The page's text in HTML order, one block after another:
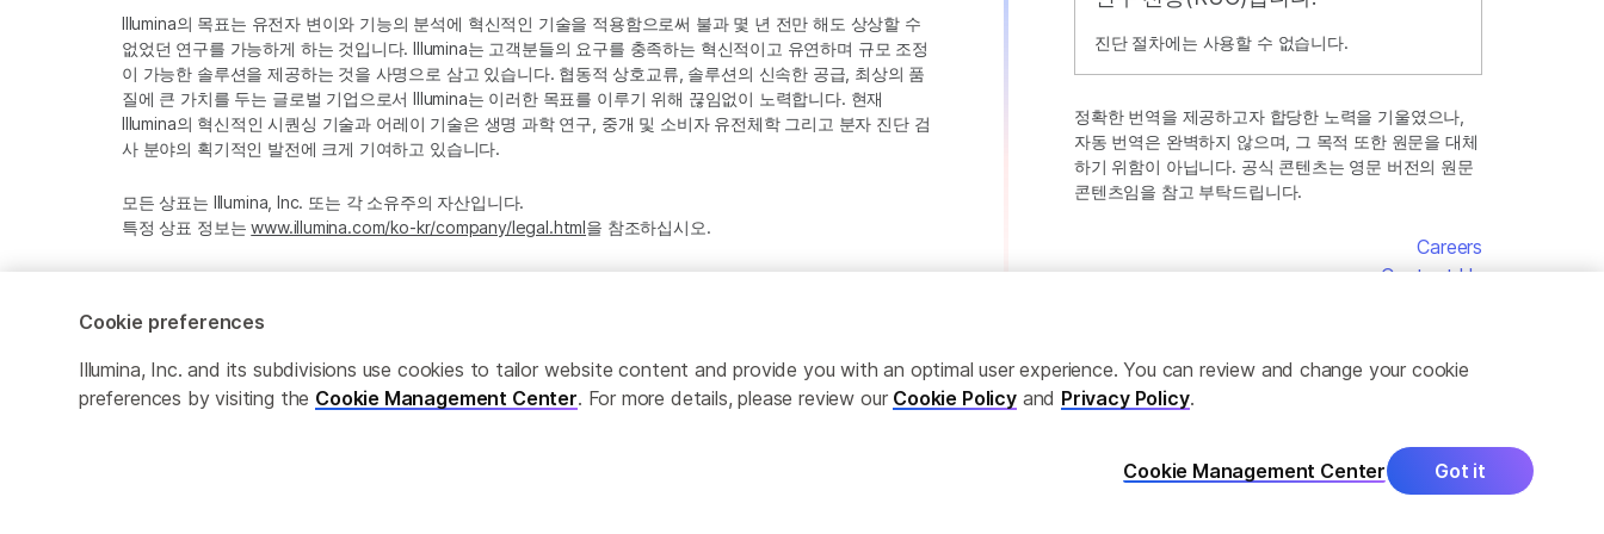
진단 절차에는 사용할 수 없습니다.
정확한 번역을 제공하고자 합당한 노력을 기울였으나,
자동 번역은 완벽하지 않으며, 그 목적 또한 원문을 대체
하기 위함이 아닙니다. 공식 콘텐츠는 영문 버전의 원문
콘텐츠임을 참고 부탁드립니다.
Illumina의 목표는 유전자 변이와 기능의 분석에 혁신적인 기술을 적용함으로써 불과 몇 년 전만 해도 상상할 수
없었던 연구를 가능하게 하는 것입니다. Illumina는 고객분들의 요구를 충족하는 혁신적이고 유연하며 규모 조정
이 가능한 솔루션을 제공하는 것을 사명으로 삼고 있습니다. 협동적 상호교류, 솔루션의 신속한 공급, 최상의 품
질에 큰 가치를 두는 글로벌 기업으로서 Illumina는 이러한 목표를 이루기 위해 끊임없이 노력합니다. 현재
Illumina의 혁신적인 시퀀싱 기술과 어레이 기술은 생명 과학 연구, 중개 및 소비자 유전체학 그리고 분자 진단 검
사 분야의 획기적인 발전에 크게 기여하고 있습니다.
모든 상표는 Illumina, Inc. 또는 각 소유주의 자산입니다.
특정 상표 정보는www.illumina.com/ko-kr/company/legal.html을 참조하십시오.
Careers
Contact Us
Cookie preferences
Illumina, Inc. and its subdivisions use cookies to tailor website content and provide you with an optimal user experience. You can review and change your cookie
preferences by visiting the Cookie Management Center. For more details, please review our Cookie Policyand Privacy Policy.
Cookie Management Center Got it